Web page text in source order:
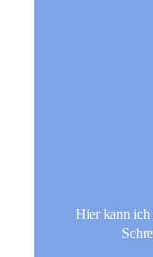
Hier kann ich